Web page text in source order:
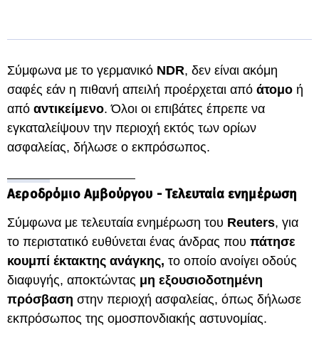
Σύμφωνα με το γερμανικό NDR, δεν είναι ακόμη
σαφές εάν η πιθανή απειλή προέρχεται από άτομο ή
από αντικείμενο. Όλοι οι επιβάτες έπρεπε να
εγκαταλείψουν την περιοχή εκτός των ορίων
ασφαλείας, δήλωσε ο εκπρόσωπος.
Αεροδρόμιο Αμβούργου - Τελευταία ενημέρωση
Σύμφωνα με τελευταία ενημέρωση του Reuters, για
το περιστατικό ευθύνεται ένας άνδρας που πάτησε
κουμπί έκτακτης ανάγκης, το οποίο ανοίγει οδούς
διαφυγής, αποκτώντας μη εξουσιοδοτημένη
πρόσβαση στην περιοχή ασφαλείας, όπως δήλωσε
εκπρόσωπος της ομοσπονδιακής αστυνομίας.